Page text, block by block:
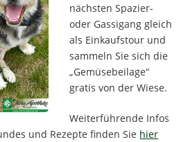
nächsten Spazier-
oder Gassigang gleich
als Einkaufstour und
sammeln Sie sich die
„Gemüsebeilage“
gratis von der Wiese.
Weiterführende Infos
und Rezepte finden Sie hier